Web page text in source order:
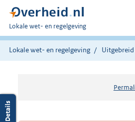
U
bent
hier:
Lokale wet- en regelgeving
Lokale wet- en regelgeving Uitgebreid